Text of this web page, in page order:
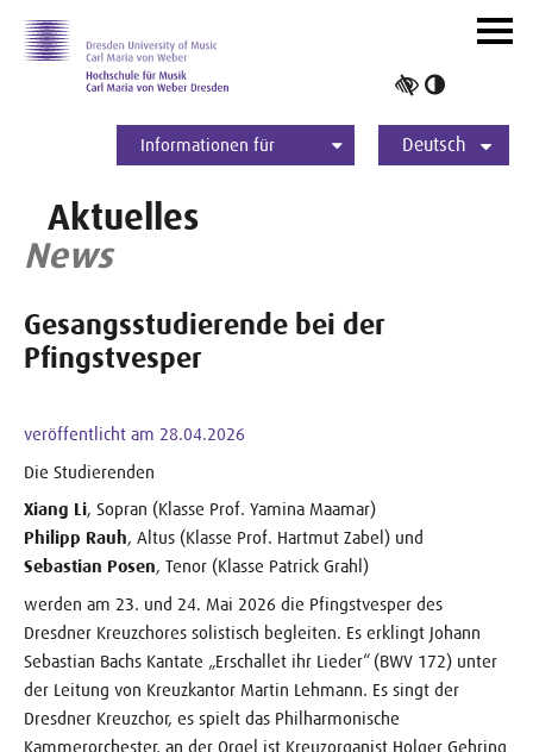
Informationen für
Deutsch
ein-/
Aktuelles
News
Gesangsstudierende bei der
Pfingstvesper
veröffentlicht am 28.04.2026
Die Studierenden
Xiang Li, Sopran (Klasse Prof. Yamina Maamar)
Philipp Rauh, Altus (Klasse Prof. Hartmut Zabel) und
Sebastian Posen, Tenor (Klasse Patrick Grahl)
werden am 23. und 24. Mai 2026 die Pfingstvesper des
Dresdner Kreuzchores solistisch begleiten. Es erklingt Johann
Sebastian Bachs Kantate „Erschallet ihr Lieder“ (BWV 172) unter
der Leitung von Kreuzkantor Martin Lehmann. Es singt der
Dresdner Kreuzchor, es spielt das Philharmonische
Kammerorchester, an der Orgel ist Kreuzorganist Holger Gehring